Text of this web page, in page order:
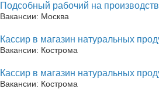
Подсобный рабочий на
Вакансии: Москва
Кассир в магазин натуральных
Вакансии: Кострома
Кассир в магазин натуральных
Вакансии: Кострома